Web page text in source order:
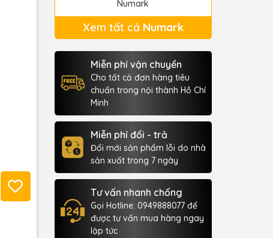
Numark
Xem tất cả Numark
Miễn phí vận chuyển
Cho tất cả đơn hàng tiêu
chuẩn trong nội thành Hồ Chí
Minh
Miễn phí đổi - trả
Đổi mới sản phẩm lỗi do nhà
sản xuất trong 7 ngày
Tư vấn nhanh chống
Gọi Hotline: 0949888077 để
được tư vấn mua hàng ngay
lập tức